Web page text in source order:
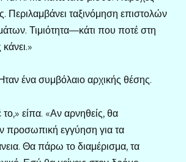
Περιλαμβάνει ταξινόμηση επιστολών
Τιμιότητα—κάτι που ποτέ στη
ένα συμβόλαιο αρχικής θέσης.
είπα. «Αν αρνηθείς, θα
προσωπική εγγύηση για τα
Θα πάρω το διαμέρισμα, τα